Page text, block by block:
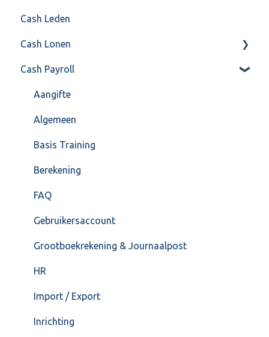
Instellingen
Algemeen
Formulierlayout
Inkoop
Verkoop
Voorraad
Overig
VoorraadService & Onderhoud
Cash Leden
Cash Lonen
Algemeen
Inrichting
Jaarafsluiting
Salarisberekening
Overig
FAQ – Beëindiging CASH Lonen en overstap naar
Cash Payroll
Aangifte
Algemeen
Basis Training
Berekening
FAQ
Gebruikersaccount
Grootboekrekening & Journaalpost
HR
Import / Export
Inrichting